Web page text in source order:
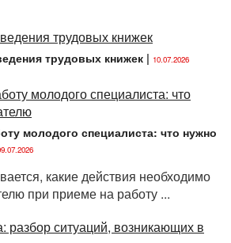
дата и место рождения, адрес,
имущественное положение,
Организации в связи
обеспечения
при обработке персональных
для соблюдения
Организации, допущенными
к персональным данным
трудовых книжек | 10.07.2026
молодого специалиста: что нужно
какие действия необходимо
при приеме на работу ...